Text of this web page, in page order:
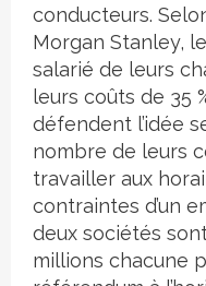
conducteurs.
Morgan Stanley,
salarié de leurs
leurs coûts de 35
défendent l’idée
nombre de leurs
travailler aux
contraintes d’un
deux sociétés
millions chacune